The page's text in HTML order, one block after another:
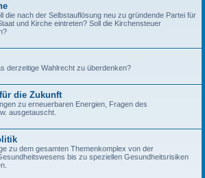
die nach der Selbstauflösung neu zu gründende Partei für
und Kirche eintreten? Soll die Kirchensteuer
derzeitige Wahlrecht zu überdenken?
die Zukunft
zu erneuerbaren Energien, Fragen des
ausgetauscht.
zu dem gesamten Themenkomplex von der
bis zu speziellen Gesundheitsrisiken